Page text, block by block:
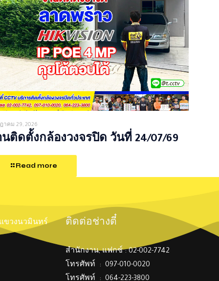
าคม 29, 2026
นติดตั้งกล้องวงจรปิด วันที่ 24/07/69
Read more
แขวงนวมินทร์ ติดต่อช่างตี๋
สำนักงาน, แฟกซ์ : 02-002-7742
โทรศัพท์ : 097-010-0020
โทรศัพท์ : 064-223-3800